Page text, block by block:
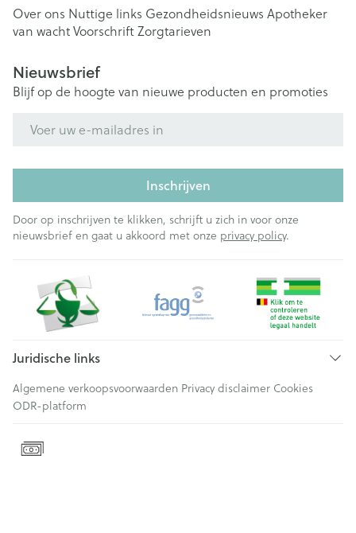
Over ons Nuttige links Gezondheidsnieuws Apotheker
van wachtVoorschriftZorgtarieven
Nieuwsbrief
Blijf op de hoogte van nieuwe producten en promoties
Inschrijven
Door op inschrijven te klikken, schrijft u zich in voor onze
nieuwsbrief en gaat u akkoord met onze privacy policy.
Juridische links
Algemene verkoopsvoorwaarden Privacy disclaimer Cookies
ODR-platform